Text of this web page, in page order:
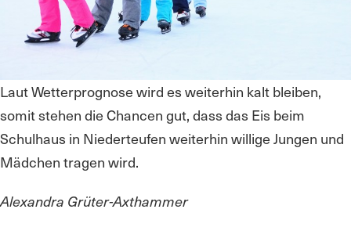
Laut Wetterprognose wird es weiterhin kalt bleiben,
somit stehen die Chancen gut, dass das Eis beim
Schulhaus in Niederteufen weiterhin willige Jungen und
Mädchen tragen wird.
Alexandra Grüter-Axthammer